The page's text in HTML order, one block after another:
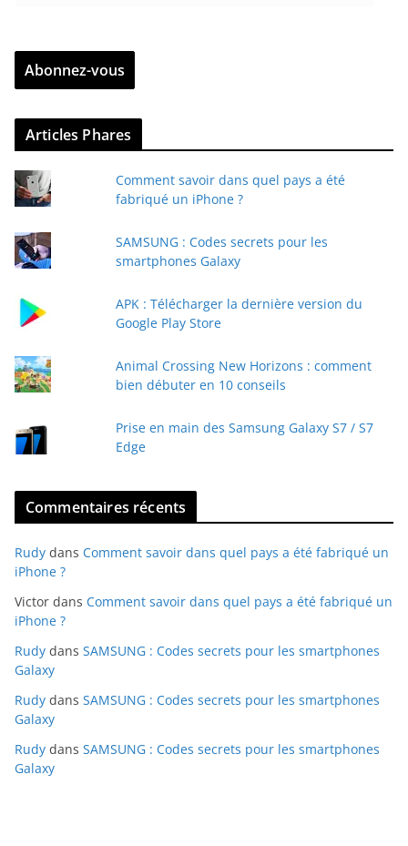
r
z
v
r
e
e
a
Abonnez-vous
Articles Phares
Comment savoir dans quel pays a été
fabriqué un iPhone ?
SAMSUNG : Codes secrets pour les
smartphones Galaxy
APK : Télécharger la dernière version du
Google Play Store
Animal Crossing New Horizons : comment
bien débuter en 10 conseils
Prise en main des Samsung Galaxy S7 / S7
Edge
Commentaires récents
Rudy dans Comment savoir dans quel pays a été fabriqué un
iPhone ?
Victor dans Comment savoir dans quel pays a été fabriqué un
iPhone ?
Rudy dans SAMSUNG : Codes secrets pour les smartphones
Galaxy
Rudy dans SAMSUNG : Codes secrets pour les smartphones
Galaxy
Rudy dans SAMSUNG : Codes secrets pour les smartphones
Galaxy